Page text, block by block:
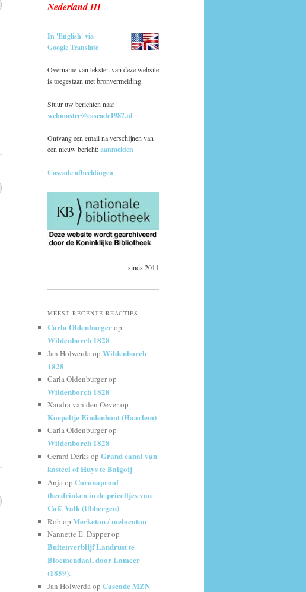
Nederland III
In 'English' via
Google Translate
Overname van teksten van deze website
is toegestaan met bronvermelding.
Stuur uw berichten naar
webmaster@cascade1987.nl
Ontvang een email na verschijnen van
een nieuw bericht:aanmelden
Cascade afbeeldingen
sinds 2011
MEEST RECENTE REACTIES
Carla Oldenburgerop
Wildenborch 1828
Jan Holwerdaop Wildenborch
1828
Carla Oldenburgerop
Wildenborch 1828
Xandra van den Oeverop
Koepeltje Eindenhout (Haarlem)
Carla Oldenburgerop
Wildenborch 1828
Gerard Derksop Grand canal van
kasteel of Huys te Balgoij
Anjaop Coronaproof
theedrinken in de prieeltjes van
Café Valk (Ubbergen)
Rob op Merketon / melocoton
Nannette E. Dapperop
Buitenverblijf Landrust te
Bloemendaal, door Lameer
(1859).
Jan Holwerdaop Cascade MZN